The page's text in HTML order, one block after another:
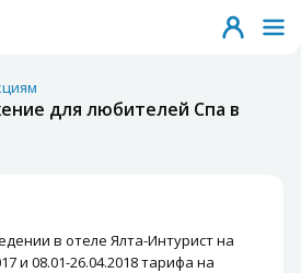
для любителей Спа в
в отеле Ялта-Интурист на
и 08.01-26.04.2018 тарифа на